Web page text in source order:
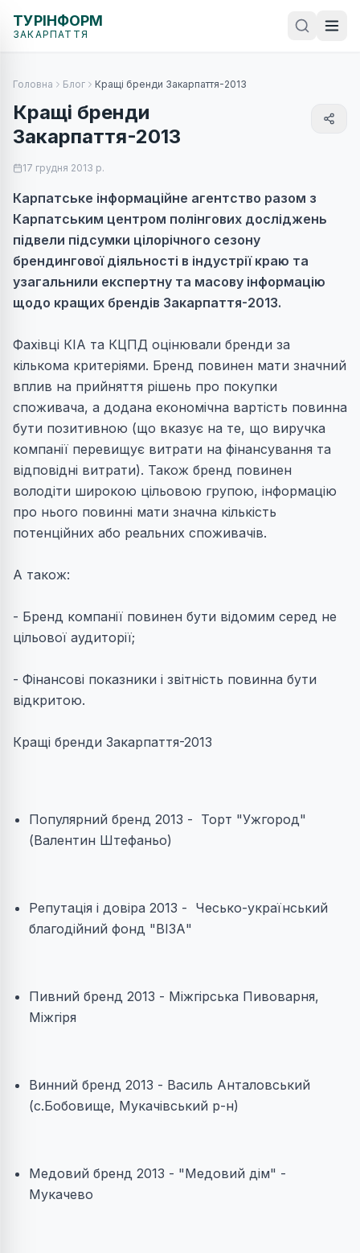
ТУРІНФОРМ
ЗАКАРПАТТЯ
Головна Блог Кращі бренди Закарпаття-2013
Кращі бренди
Закарпаття-2013
17 грудня 2013 р.
Карпатське інформаційне агентство разом з
Карпатським центром полінгових досліджень
підвели підсумки цілорічного сезону
брендингової діяльності в індустрії краю та
узагальнили експертну та масову інформацію
щодо кращих брендів Закарпаття-2013.
Фахівці КІА та КЦПД оцінювали бренди за
кількома критеріями. Бренд повинен мати значний
вплив на прийняття рішень про покупки
споживача, а додана економічна вартість повинна
бути позитивною (що вказує на те, що виручка
компанії перевищує витрати на фінансування та
відповідні витрати). Також бренд повинен
володіти широкою цільовою групою, інформацію
про нього повинні мати значна кількість
потенційних або реальних споживачів.
А також:
- Бренд компанії повинен бути відомим серед не
цільової аудиторії;
- Фінансові показники і звітність повинна бути
відкритою.
Кращі бренди Закарпаття-2013
Популярний бренд 2013 - Торт "Ужгород"
(Валентин Штефаньо)
Репутація і довіра 2013 - Чесько-український
благодійний фонд "ВІЗА"
Пивний бренд 2013 - Міжгірська Пивоварня,
Міжгіря
Винний бренд 2013 - Василь Анталовський
(с.Бобовище, Мукачівський р-н)
Медовий бренд 2013 - "Медовий дім" -
Мукачево